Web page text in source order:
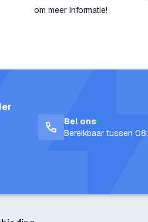
om meer informatie!
Bel ons
Bereikbaar tussen